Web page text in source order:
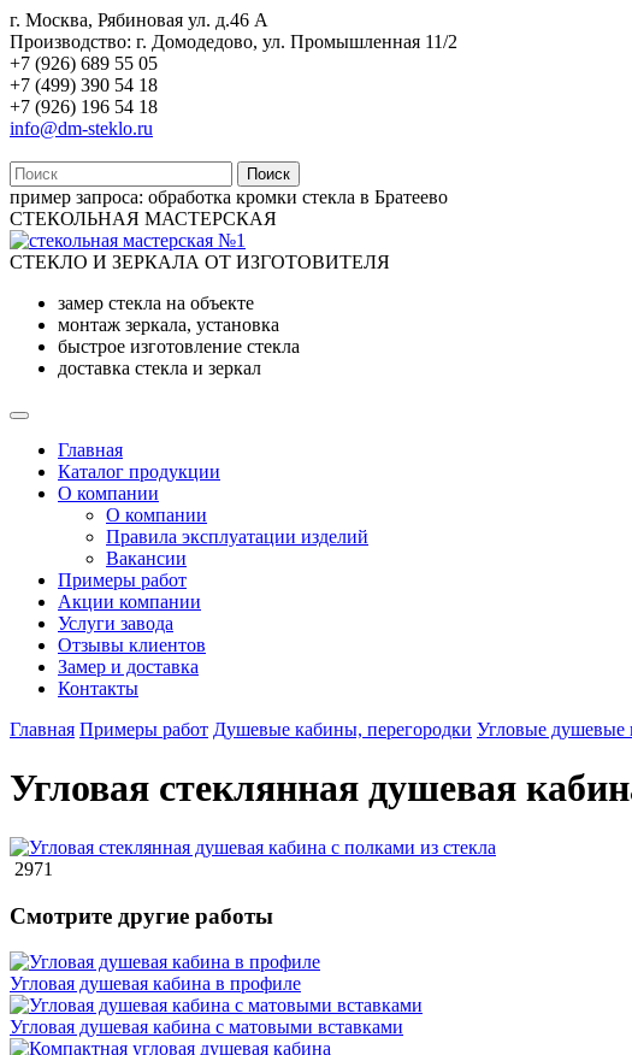
г. Москва, Рябиновая ул. д.46 А
Производство: г. Домодедово, ул. Промышленная 11/2
+7 (926) 689 55 05
+7 (499) 390 54 18
+7 (926) 196 54 18
info@dm-steklo.ru
Поиск
пример запроса: обработка кромки стекла в Братеево
СТЕКОЛЬНАЯ МАСТЕРСКАЯ
СТЕКЛО И ЗЕРКАЛА ОТ ИЗГОТОВИТЕЛЯ
замер стекла на объекте
монтаж зеркала, установка
быстрое изготовление стекла
доставка стекла и зеркал
Главная
Каталог продукции
О компании
О компании
Правила эксплуатации изделий
Вакансии
Примеры работ
Акции компании
Услуги завода
Отзывы клиентов
Замер и доставка
Контакты
Главная Примеры работ Душевые кабины, перегородки Угловые душевые
Угловая стеклянная душевая
2971
Смотрите другие работы
Угловая душевая кабина в профиле
Угловая душевая кабина с матовыми вставками